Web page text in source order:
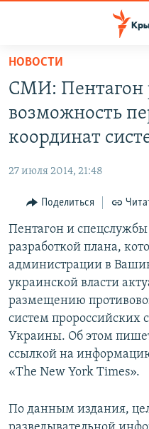
Вернуться
основному
содержанию
главной
Вернутся
поиску
11 ЛЕТ ОККУПАЦИИ КРЫМА.
ЕЩЕ
ИНТЕРАКТИВ
ИНФОГРАФИКА
ТЕЛЕПРОЕКТ КРЫМ.РЕАЛИИ
СОВЕТЫ ПРАВОЗАЩИТНИКОВ
ПРОПАВШИЕ БЕЗ ВЕСТИ
ПОБЕДИТЕЛЕЙ НЕ СУДЯТ?
КРЫМ.НЕПОКОРЕННЫЙ
УКРАИНСКАЯ ПРОБЛЕМА
РАДІО СВОБОДА
КАК ОБОЙТИ
Українською
Qırımtatar
ПРИСОЕДИНЯЙТЕСЬ!
НОВОСТИ
СМИ: Пентагон
возможность
координат
27 июля 2014, 21:48
Поделиться
Пентагон и
разработкой плана,
администрации в
украинской власти
размещению
систем пророссийских
Украины. Об этом
ссылкой на
«The New York Times».
По данным издания,